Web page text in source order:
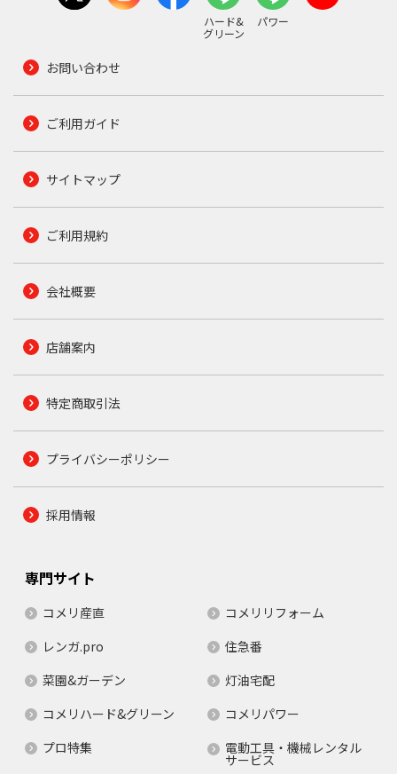
ハード&
グリーン
パワー
お問い合わせ
ご利用ガイド
サイトマップ
ご利用規約
会社概要
店舗案内
特定商取引法
プライバシーポリシー
採用情報
専門サイト
コメリ産直
コメリリフォーム
レンガ.pro
住急番
菜園&ガーデン
灯油宅配
コメリハード&グリーン
コメリパワー
プロ特集
電動工具・機械レンタル
サービス